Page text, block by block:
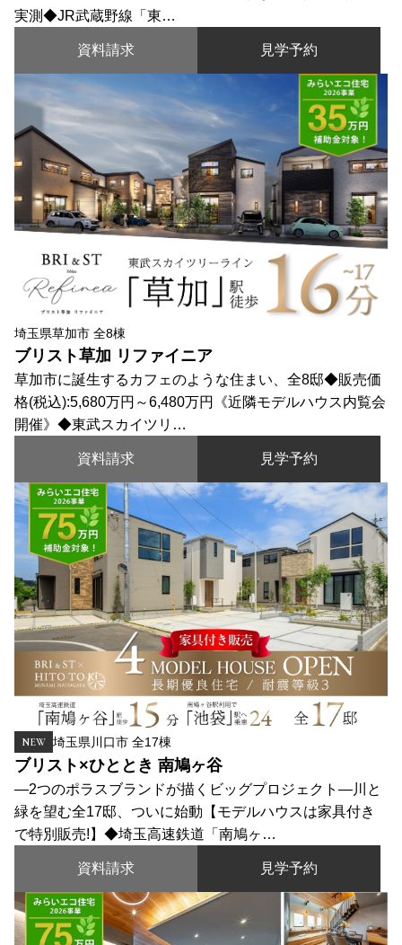
実測◆JR武蔵野線「東…
資料請求 見学予約
埼玉県草加市 全8棟
ブリスト草加 リファイニア
草加市に誕生するカフェのような住まい、全8邸◆販売価
格(税込):5,680万円～6,480万円《近隣モデルハウス内覧会
開催》◆東武スカイツリ…
資料請求 見学予約
NEW 埼玉県川口市 全17棟
ブリスト×ひととき 南鳩ヶ谷
―2つのポラスブランドが描くビッグプロジェクト―川と
緑を望む全17邸、ついに始動【モデルハウスは家具付き
で特別販売!】◆埼玉高速鉄道「南鳩ヶ…
資料請求 見学予約